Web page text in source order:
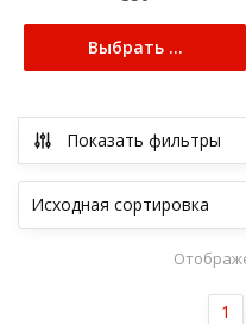
Выбрать ...
Показать фильтры
1